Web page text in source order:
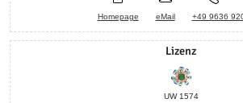
Homepage eMail +49 9636
Lizenz
UW 1574